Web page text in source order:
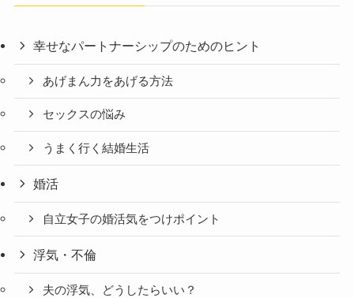
幸せなパートナーシップのためのヒント
あげまん力をあげる方法
セックスの悩み
うまく行く結婚生活
婚活
自立女子の婚活気をつけポイント
浮気・不倫
夫の浮気、どうしたらいい？